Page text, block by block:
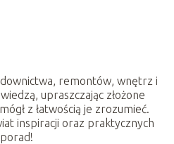
remontów, wnętrz i
upraszczając złożone
z łatwością je zrozumieć.
inspiracji oraz praktycznych
porad!